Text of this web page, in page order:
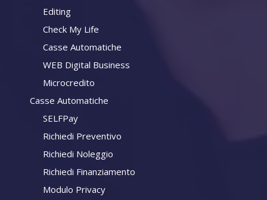
Editing
Check My Life
Casse Automatiche
WEB Digital Business
Microcredito
Casse Automatiche
SELFPay
Richiedi Preventivo
Richiedi Noleggio
Richiedi Finanziamento
Modulo Privacy